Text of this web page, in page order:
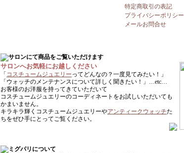
特定商取引の表記
プライバシーポリシー
メールお問合せ
サロンへお気軽にお越しください
「 コスチュームジュエリーってどんなの？一度見てみたい！」
「ウォッチのメンテナンスについて詳しく聞きたい！」…etc…
お客様のお洋服を持ってきていただいて
コスチュームジュエリーのコーディネートをお試しいただいても
かまいません。
キラキラ輝くコスチュームジュエリーやアンティークウォッチた
ちをぜひ手にとってご覧ください。